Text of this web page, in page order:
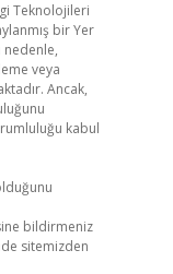
Teknolojileri
bir Yer
nedenle,
veya
Ancak,
kabul
bildirmeniz
sitemizden